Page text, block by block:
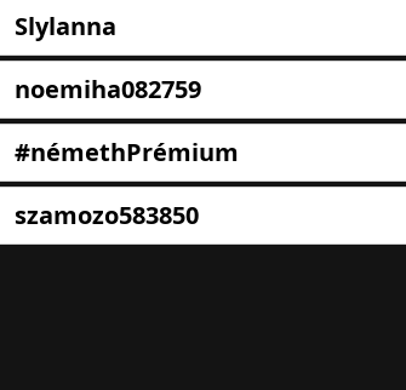
Slylanna
noemiha082759
#némethPrémium
szamozo583850